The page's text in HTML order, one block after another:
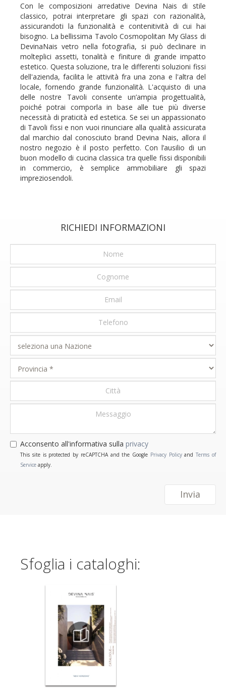
Con le composizioni arredative Devina Nais di stile
classico, potrai interpretare gli spazi con razionalità,
assicurandoti la funzionalità e contenitività di cui hai
bisogno. La bellissima Tavolo Cosmopolitan My Glass di
DevinaNais vetro nella fotografia, si può declinare in
molteplici assetti, tonalità e finiture di grande impatto
estetico. Questa soluzione, tra le differenti soluzioni fissi
dell'azienda, facilita le attività fra una zona e l'altra del
locale, fornendo grande funzionalità. L'acquisto di una
delle nostre Tavoli consente un’ampia progettualità,
poiché potrai comporla in base alle tue più diverse
necessità di praticità ed estetica. Se sei un appassionato
di Tavoli fissi e non vuoi rinunciare alla qualità assicurata
dal marchio dal conosciuto brand Devina Nais, allora il
nostro negozio è il posto perfetto. Con l’ausilio di un
buon modello di cucina classica tra quelle fissi disponibili
in commercio, è semplice ammobiliare gli spazi
impreziosendoli.
RICHIEDI INFORMAZIONI
Acconsento all'informativa sulla privacy
This site is protected by reCAPTCHA and the Google Privacy PolicyandTerms of
Service apply.
Invia
Sfoglia i cataloghi: